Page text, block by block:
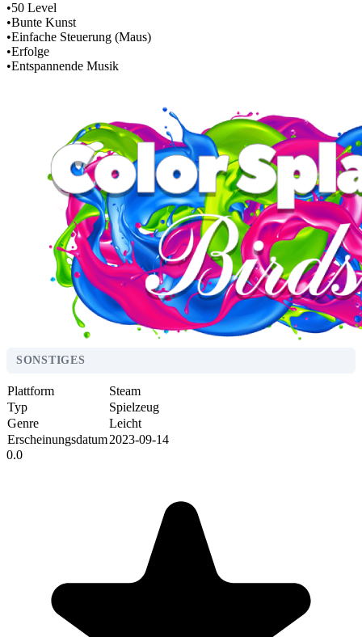
•50 Level
•Bunte Kunst
•Einfache Steuerung (Maus)
•Erfolge
•Entspannende Musik
SONSTIGES
Plattform
Steam
Typ
Spielzeug
Genre
Leicht
Erscheinungsdatum2023-09-14
0.0